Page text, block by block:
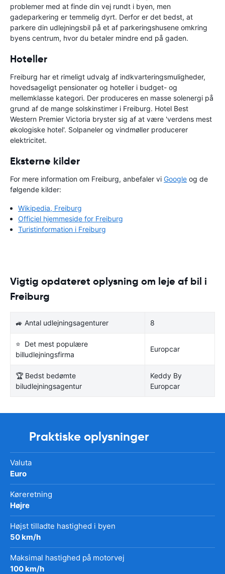
problemer med at finde din vej rundt i byen, men
gadeparkering er temmelig dyrt. Derfor er det bedst, at
parkere din udlejningsbil på et af parkeringshusene omkring
byens centrum, hvor du betaler mindre end på gaden.
Hoteller
Freiburg har et rimeligt udvalg af indkvarteringsmuligheder,
hovedsageligt pensionater og hoteller i budget- og
mellemklasse kategori. Der produceres en masse solenergi på
grund af de mange solskinstimer i Freiburg. Hotel Best
Western Premier Victoria bryster sig af at være 'verdens mest
økologiske hotel'. Solpaneler og vindmøller producerer
elektricitet.
Eksterne kilder
For mere information om Freiburg, anbefaler vi Google og de
følgende kilder:
Wikipedia, Freiburg
Officiel hjemmeside for Freiburg
Turistinformation i Freiburg
Vigtig opdateret oplysning om leje af bil i
Freiburg
🚙 Antal udlejningsagenturer 8
⭐ Det mest populære
billudlejningsfirma
Europcar
🏆 Bedst bedømte
biludlejningsagentur
Keddy By
Europcar
Praktiske oplysninger
Valuta
Euro
Køreretning
Højre
Højst tilladte hastighed i byen
50 km/h
Maksimal hastighed på motorvej
100 km/h